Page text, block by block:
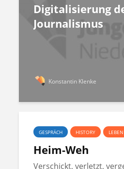
Digitalisierung
Journalismus
Konstantin Klenke
GESPRÄCH HISTORY LEBEN
Heim-Weh
Verschickt, verletzt,